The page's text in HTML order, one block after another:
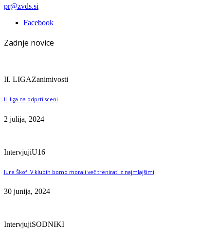
pr@zvds.si
Facebook
Zadnje novice
II. LIGAZanimivosti
II. liga na odprti sceni
2 julija, 2024
IntervjujiU16
Jure Škof: V klubih bomo morali več trenirati z najmlajšimi
30 junija, 2024
IntervjujiSODNIKI